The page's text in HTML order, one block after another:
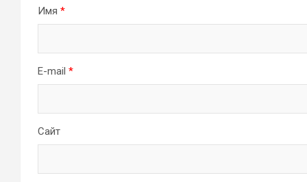
Имя *
E-mail *
Сайт